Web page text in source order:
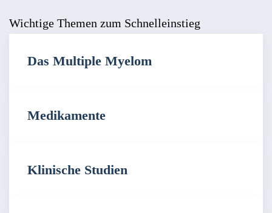
Wichtige Themen zum Schnelleinstieg
Das Multiple Myelom
Medikamente
Klinische Studien